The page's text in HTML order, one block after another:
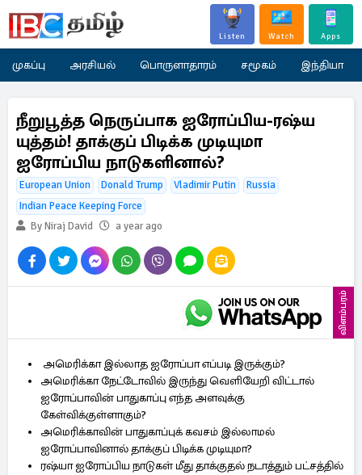
Listen Watch Apps
முகப்பு அரசியல் பொருளாதாரம் சமூகம் இந்தியா
நீறுபூத்த நெருப்பாக ஐரோப்பிய-ரஷ்ய
யுத்தம்! தாக்குப் பிடிக்க முடியுமா
ஐரோப்பிய நாடுகளினால்?
European Union Donald Trump Vladimir Putin
Russia
Indian Peace Keeping Force
By Niraj David
a year ago
விளம்பரம்
அமெரிக்கா இல்லாத ஐரோப்பா எப்படி இருக்கும்?
அமெரிக்கா நேட்டோவில் இருந்து வெளியேறி விட்டால்
ஐரோப்பாவின் பாதுகாப்பு எந்த அளவுக்கு
கேள்விக்குள்ளாகும்?
அமெரிக்காவின் பாதுகாப்புக் கவசம் இல்லாமல்
ஐரோப்பாவினால் தாக்குப் பிடிக்க முடியுமா?
ரஷ்யா ஐரோப்பிய நாடுகள் மீது தாக்குதல் நடாத்தும் பட்சத்தில்